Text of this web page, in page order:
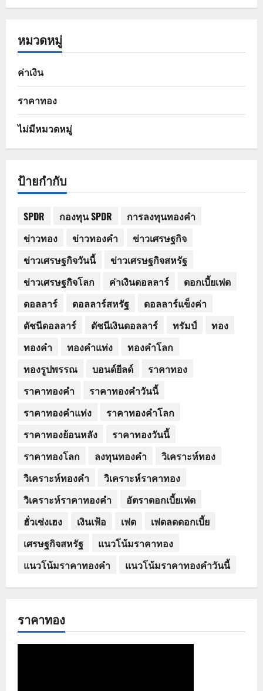
หมวดหมู่
ค่าเงิน
ราคาทอง
ไม่มีหมวดหมู่
ป้ายกำกับ
SPDR กองทุน SPDR
การลงทุนทองคำ
ข่าวทอง
ข่าวทองคำ
ข่าวเศรษฐกิจ
ข่าวเศรษฐกิจวันนี้
ข่าวเศรษฐกิจสหรัฐ
ข่าวเศรษฐกิจโลก
ค่าเงินดอลลาร์
ดอกเบี้ยเฟด
ดอลลาร์
ดอลลาร์สหรัฐ
ดอลลาร์แข็งค่า
ดัชนีดอลลาร์
ดัชนีเงินดอลลาร์ ทรัมป์
ทอง
ทองคำ
ทองคำแท่ง
ทองคำโลก
ทองรูปพรรณ
บอนด์ยีลด์
ราคาทอง
ราคาทองคำ
ราคาทองคำวันนี้
ราคาทองคำแท่ง
ราคาทองคำโลก
ราคาทองย้อนหลัง
ราคาทองวันนี้
ราคาทองโลก
ลงทุนทองคำ
วิเคราะห์ทอง
วิเคราะห์ทองคำ
วิเคราะห์ราคาทอง
วิเคราะห์ราคาทองคำ
อัตราดอกเบี้ยเฟด
ฮั่วเซ่งเฮง
เงินเฟ้อ เฟด
เฟดลดดอกเบี้ย
เศรษฐกิจสหรัฐ
แนวโน้มราคาทอง
แนวโน้มราคาทองคำ
แนวโน้มราคาทองคำวันนี้
ราคาทอง